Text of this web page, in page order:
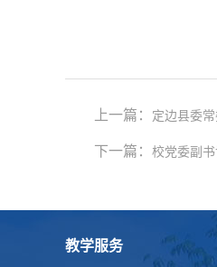
上一篇： 定边县委
下一篇： 校党委副
教学服务